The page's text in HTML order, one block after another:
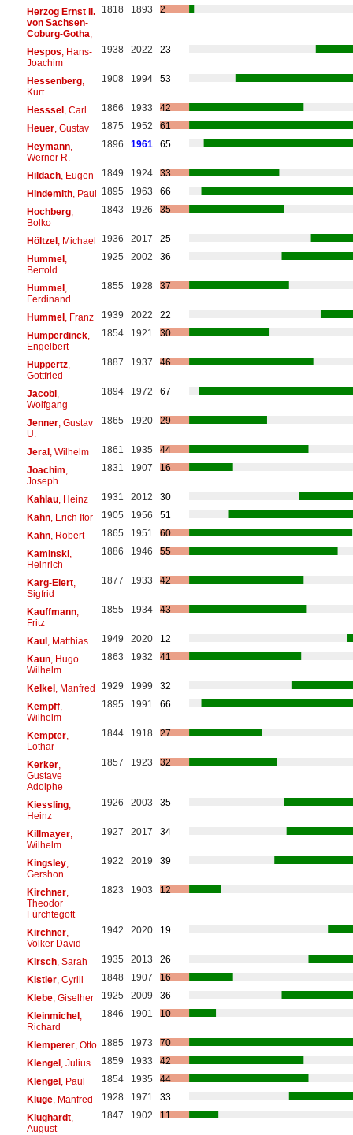
Herzog Ernst II.
von Sachsen-
Coburg-Gotha
1818 1893 2
Hespos , Hans-
Joachim
1938 2022 23
Hessenberg,
Kurt
1908 1994 53
Hesssel, Carl 1866 1933
42
Heuer, Gustav 1875 1952
61
Heymann,
Werner R.
1896 1961 65
Hildach, Eugen 1849 1924
33
Hindemith, Paul 1895 1963
66
Hochberg,
Bolko
1843 1926 35
Höltzel, Michael 1936 2017
25
Hummel,
Bertold
1925 2002 36
Hummel,
Ferdinand
1855 1928 37
Hummel, Franz 1939 2022
22
Humperdinck,
Engelbert
1854 1921 30
Huppertz,
Gottfried
1887 1937 46
Jacobi,
Wolfgang
1894 1972 67
Jenner, Gustav
U.
1865 1920 29
Jeral, Wilhelm 1861 1935
44
Joachim
Joseph
1831 1907 16
Kahlau, Heinz 1931 2012
30
Kahn, Erich Itor 1905 1956
51
Kahn, Robert 1865 1951
60
Kaminski,
Heinrich
1886 1946 55
Karg-Elert,
Sigfrid
1877 1933 42
Kauffmann,
Fritz
1855 1934 43
Kaul, Matthias 1949 2020
12
Kaun, Hugo
Wilhelm
1863 1932 41
Kelkel, Manfred 1929 1999
32
Kempff,
Wilhelm
1895 1991 66
Kempter,
Lothar
1844 1918 27
Kerker,
Gustave
Adolphe
1857 1923 32
Kiessling,
Heinz
1926 2003 35
Killmayer,
Wilhelm
1927 2017 34
Kingsley,
Gershon
1922 2019 39
Kirchner,
Theodor
Fürchtegott
1823 1903 12
Kirchner,
Volker David
1942 2020 19
Kirsch, Sarah 1935 2013
26
Kistler, Cyrill 1848 1907
16
Klebe, Giselher 1925 2009
36
Kleinmichel,
Richard
1846 1901 10
Klemperer, Otto 1885 1973
70
Klengel, Julius 1859 1933
42
Klengel, Paul 1854 1935
44
Kluge, Manfred 1928 1971
33
Klughardt,
August
1847 1902 11